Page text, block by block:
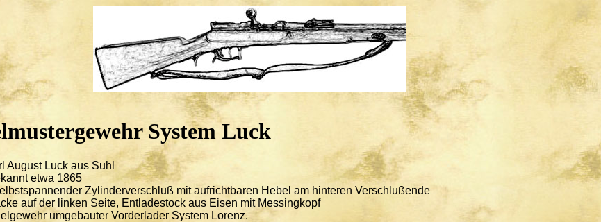
System Luck
August Luck aus Suhl
etwa 1865
Zylinderverschluß mit aufrichtbaren Hebel am hinteren Verschlußende
auf der linken Seite, Entladestock aus Eisen mit Messingkopf
umgebauter Vorderlader System Lorenz.